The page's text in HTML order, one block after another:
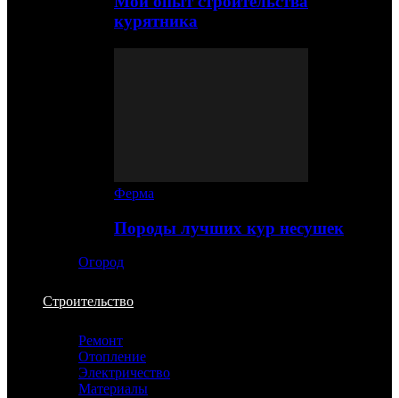
курятника
Ферма
Породы лучших кур несушек
Огород
Строительство
Ремонт
Отопление
Электричество
Материалы